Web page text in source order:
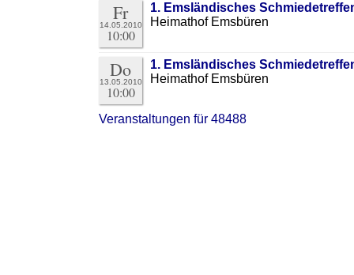
Fr
14.05.2010
10:00
1. Emsländisches
Heimathof Emsbüren
Do
13.05.2010
10:00
1. Emsländisches
Heimathof Emsbüren
Veranstaltungen für 48488